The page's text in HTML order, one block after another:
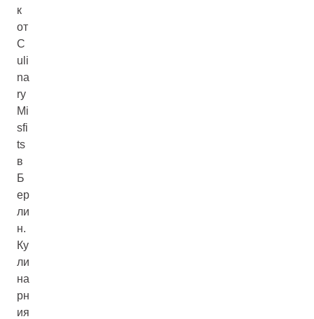
к
от
C
uli
na
ry
Mi
sfi
ts
в
Б
ер
ли
н.
Ку
ли
на
рн
ия